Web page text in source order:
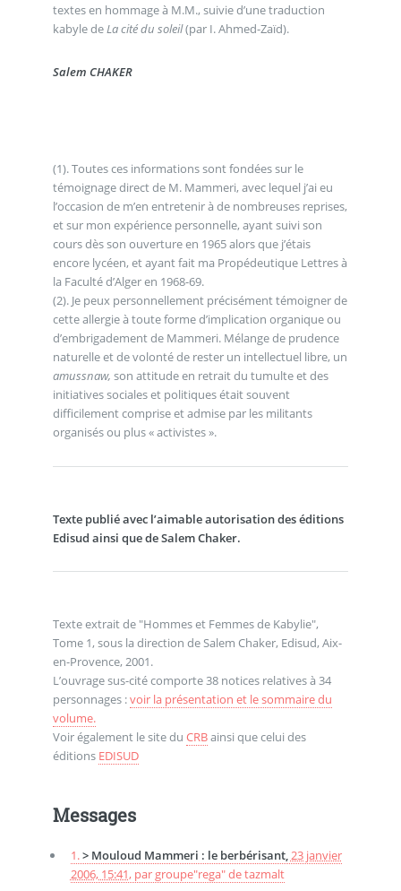
textes en hommage à M.M., suivie d’une traduction
kabyle deLa cité du soleil(par I. Ahmed-Zaïd).
Salem CHAKER
(1). Toutes ces informations sont fondées sur le
témoignage direct de M. Mammeri, avec lequel j’ai eu
l’occasion de m’en entretenir à de nombreuses reprises,
et sur mon expérience personnelle, ayant suivi son
cours dès son ouverture en 1965 alors que j’étais
encore lycéen, et ayant fait ma Propédeutique Lettres à
la Faculté d’Alger en 1968-69.
(2). Je peux personnellement précisément témoigner de
cette allergie à toute forme d’implication organique ou
d’embrigadement de Mammeri. Mélange de prudence
naturelle et de volonté de rester un intellectuel libre, un
amussnaw, son attitude en retrait du tumulte et des
initiatives sociales et politiques était souvent
difficilement comprise et admise par les militants
organisés ou plus « activistes ».
Texte publié avec l’aimable autorisation des éditions
Edisud ainsi que de Salem Chaker.
Texte extrait de "Hommes et Femmes de Kabylie",
Tome 1, sous la direction de Salem Chaker, Edisud, Aix-
en-Provence, 2001.
L’ouvrage sus-cité comporte 38 notices relatives à 34
personnages :voir la présentation et le sommaire du
volume.
Voir également le site du CRBainsi que celui des
éditions EDISUD
Messages
1.> Mouloud Mammeri : le berbérisant,23 janvier
2006, 15:41, par groupe"rega" de tazmalt